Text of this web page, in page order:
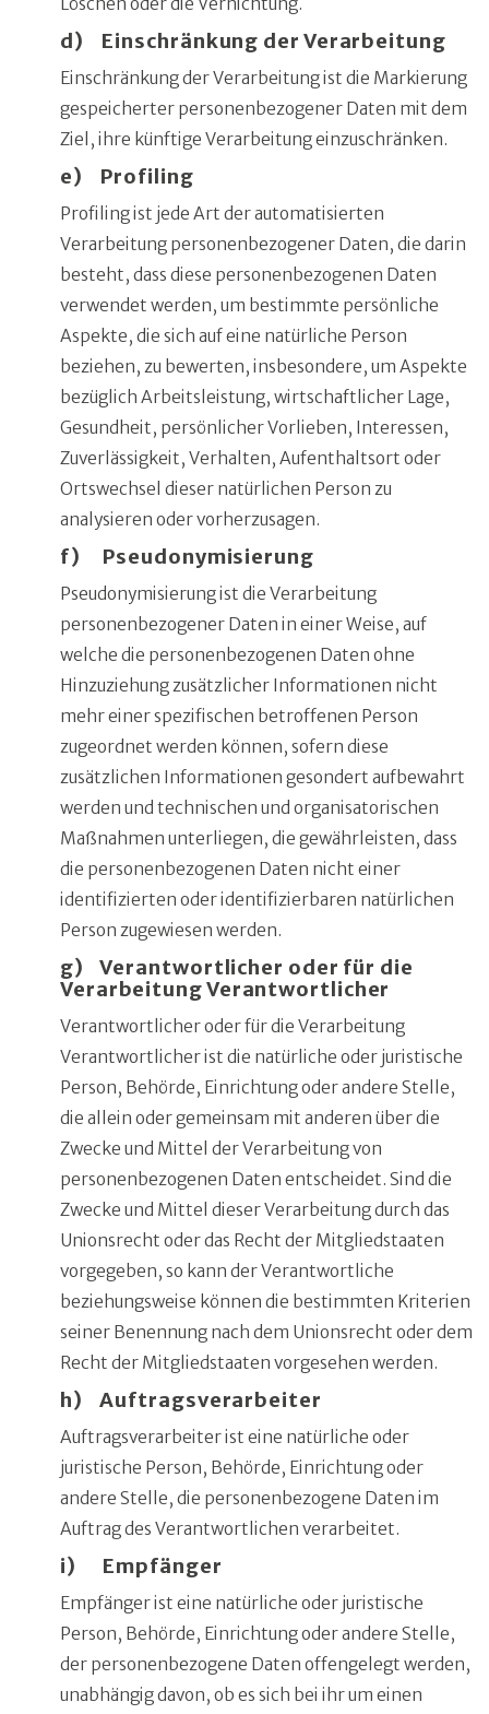
d) Einschränkung der Verarbeitung
Einschränkung der Verarbeitung ist die Markierung
gespeicherter personenbezogener Daten mit dem
Ziel, ihre künftige Verarbeitung einzuschränken.
e) Profiling
Profiling ist jede Art der automatisierten
Verarbeitung personenbezogener Daten, die darin
besteht, dass diese personenbezogenen Daten
verwendet werden, um bestimmte persönliche
Aspekte, die sich auf eine natürliche Person
beziehen, zu bewerten, insbesondere, um Aspekte
bezüglich Arbeitsleistung, wirtschaftlicher Lage,
Gesundheit, persönlicher Vorlieben, Interessen,
Zuverlässigkeit, Verhalten, Aufenthaltsort oder
Ortswechsel dieser natürlichen Person zu
analysieren oder vorherzusagen.
f) Pseudonymisierung
Pseudonymisierung ist die Verarbeitung
personenbezogener Daten in einer Weise, auf
welche die personenbezogenen Daten ohne
Hinzuziehung zusätzlicher Informationen nicht
mehr einer spezifischen betroffenen Person
zugeordnet werden können, sofern diese
zusätzlichen Informationen gesondert aufbewahrt
werden und technischen und organisatorischen
Maßnahmen unterliegen, die gewährleisten, dass
die personenbezogenen Daten nicht einer
identifizierten oder identifizierbaren natürlichen
Person zugewiesen werden.
g) Verantwortlicher oder für die
Verarbeitung Verantwortlicher
Verantwortlicher oder für die Verarbeitung
Verantwortlicher ist die natürliche oder juristische
Person, Behörde, Einrichtung oder andere Stelle,
die allein oder gemeinsam mit anderen über die
Zwecke und Mittel der Verarbeitung von
personenbezogenen Daten entscheidet. Sind die
Zwecke und Mittel dieser Verarbeitung durch das
Unionsrecht oder das Recht der Mitgliedstaaten
vorgegeben, so kann der Verantwortliche
beziehungsweise können die bestimmten Kriterien
seiner Benennung nach dem Unionsrecht oder dem
Recht der Mitgliedstaaten vorgesehen werden.
h) Auftragsverarbeiter
Auftragsverarbeiter ist eine natürliche oder
juristische Person, Behörde, Einrichtung oder
andere Stelle, die personenbezogene Daten im
Auftrag des Verantwortlichen verarbeitet.
i) Empfänger
Empfänger ist eine natürliche oder juristische
Person, Behörde, Einrichtung oder andere Stelle,
der personenbezogene Daten offengelegt werden,
unabhängig davon, ob es sich bei ihr um einen